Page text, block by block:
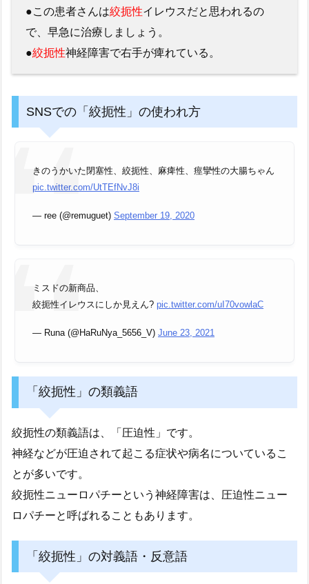
●この患者さんは絞扼性イレウスだと思われるの
で、早急に治療しましょう。
●絞扼性神経障害で右手が痺れている。
SNSでの「絞扼性」の使われ方
きのうかいた閉塞性、絞扼性、麻痺性、痙攣性の大腸ちゃん
pic.twitter.com/UtTEfNvJ8i
— ree (@remuguet) September 19, 2020
ミスドの新商品、
絞扼性イレウスにしか見えん? pic.twitter.com/uI70vowlaC
— Runa (@HaRuNya_5656_V) June 23, 2021
「絞扼性」の類義語
絞扼性の類義語は、「圧迫性」です。
神経などが圧迫されて起こる症状や病名についているこ
とが多いです。
絞扼性ニューロパチーという神経障害は、圧迫性ニュー
ロパチーと呼ばれることもあります。
「絞扼性」の対義語・反意語